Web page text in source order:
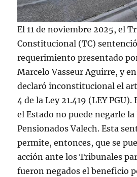
El 11 de noviembre 2025, el
Constitucional (TC)
requerimiento presentado
Marcelo Vasseur Aguirre, y
declaró inconstitucional el
4 de la Ley 21.419 (LEY
el Estado no puede negarle la
Pensionados Valech. Esta
permite, entonces, que se
acción ante los Tribunales
fueron negados el beneficio